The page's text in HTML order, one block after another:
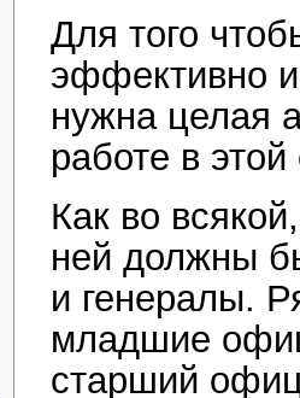
Для того
эффективно
нужна целая
работе в
Как во
ней должны
и генералы.
младшие
старший